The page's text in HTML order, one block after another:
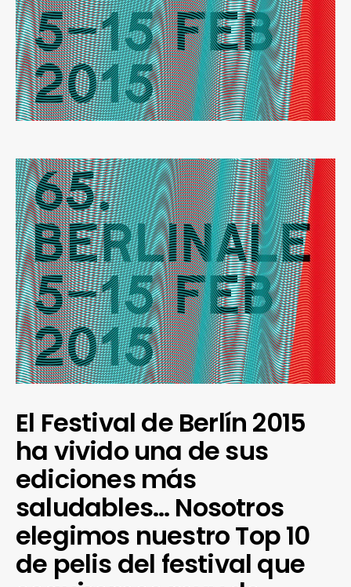
El Festival de Berlín 2015
ha vivido una de sus
ediciones más
saludables… Nosotros
elegimos nuestro Top 10
de pelis del festival que